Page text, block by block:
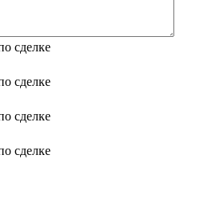
сделке
сделке
сделке
сделке